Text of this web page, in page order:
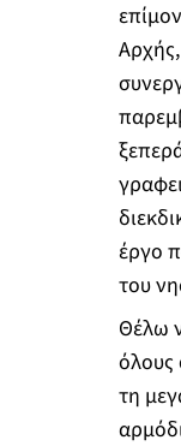
έργο
του
Θέλω
όλους
τη